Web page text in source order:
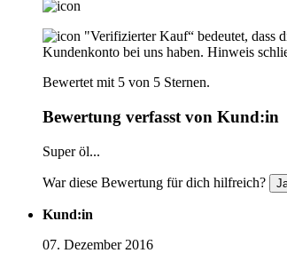
"Verifizierter Kauf“ bedeutet, dass
Kundenkonto bei uns haben. Hinweis
Bewertet mit 5 von 5 Sternen.
Bewertung verfasst von Kund:in
Super öl...
War diese Bewertung für dich hilfreich?
Kund:in
07. Dezember 2016